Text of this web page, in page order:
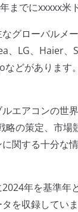
までにxxxxx米
グローバルメ
、LG、Haier
どがあります
エアコンの世
略の策定、市
関する十分な
年を基準
を収録してい